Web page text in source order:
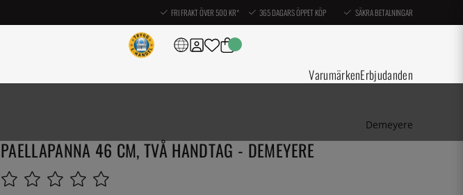
FRI FRAKT ÖVER 500 KR* 365 DAGARS ÖPPET KÖP SÄKRA BETALNINGAR
VarumärkenErbjudanden
Demeyere
PAELLAPANNA 46 CM, TVÅ HANDTAG - DEMEYERE